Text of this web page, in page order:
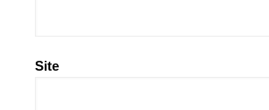
Site